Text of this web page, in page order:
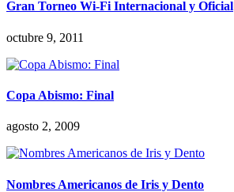
Gran Torneo Wi-Fi Internacional y Oficial
octubre 9, 2011
Copa Abismo: Final
agosto 2, 2009
Nombres Americanos de Iris y Dento